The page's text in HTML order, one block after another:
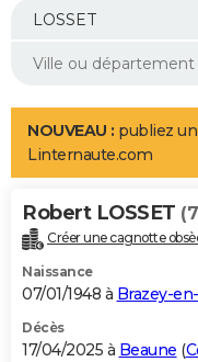
Mobiles
Meilleur smartphone
Internet
Ordinateurs
Jeux vidéo
Guide high-tech
Aménagement intérieur
LIFESTYLE
Art de vivre
Bien-être
Loisirs
Mode
Modes de vie
Alimentation
Guide de la santé
Maladies
Médicaments
Sommeil
VOYAGE
Destinations
City break
Voyage nature
Voyage de noces
Forum
Climat
+PHOTO
GUIDES D'ACHAT
BONS PLANS
NOUVEAU : publiez un
Linternaute.com
Robert LOSSET
Créer une cagnotte
Naissance
07/01/1948 à Brazey-
Décès
17/04/2025 à Beaune (